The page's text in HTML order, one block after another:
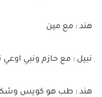
هند : مع مين
نبيل : مع حازم ونبي اوعي
هند : طب هو كويس